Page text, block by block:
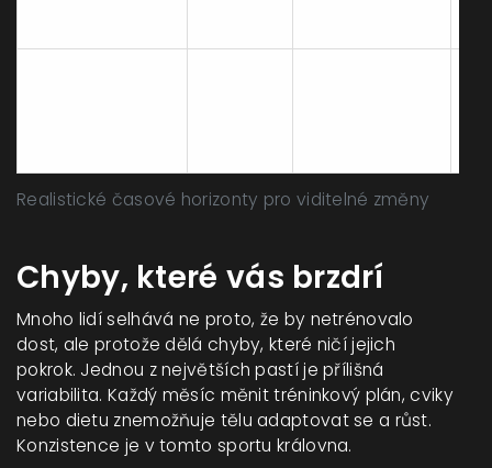
Realistické časové horizonty pro viditelné změny
Chyby, které vás brzdrí
Mnoho lidí selhává ne proto, že by netrénovalo
dost, ale protože dělá chyby, které ničí jejich
pokrok. Jednou z největších pastí je přílišná
variabilita. Každý měsíc měnit tréninkový plán, cviky
nebo dietu znemožňuje tělu adaptovat se a růst.
Konzistence je v tomto sportu královna.